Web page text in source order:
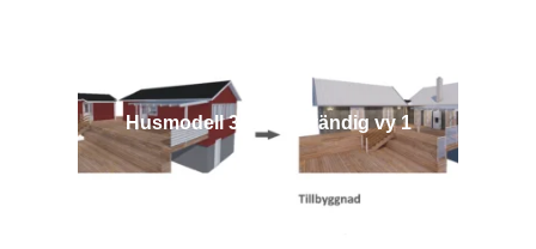
Husmodell 3442 - Utvändig vy 1